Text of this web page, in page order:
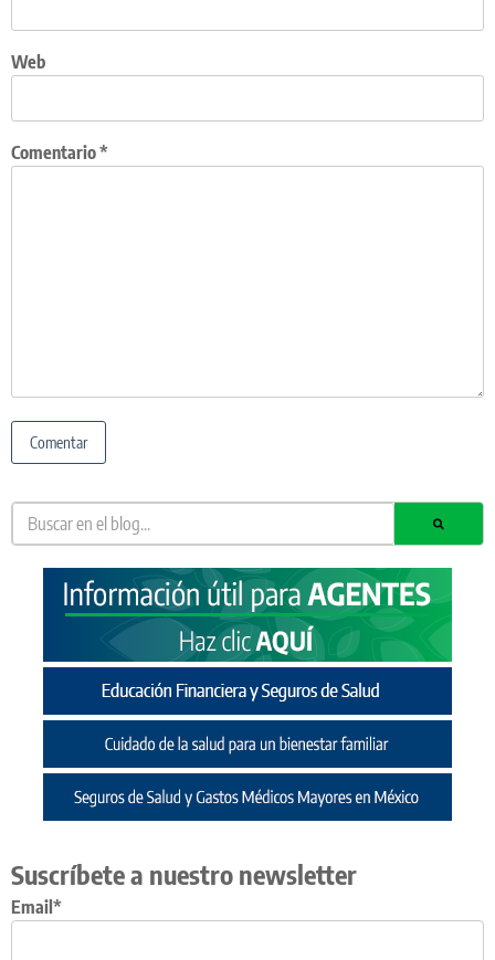
Web
Comentario*
Suscríbete a nuestro newsletter
Email*